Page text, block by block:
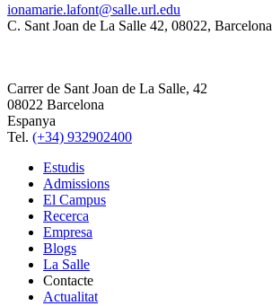
ionamarie.lafont@salle.url.edu
C. Sant Joan de La Salle 42, 08022, Barcelona
Carrer de Sant Joan de La Salle, 42
08022 Barcelona
Espanya
Tel. (+34) 932902400
Estudis
Admissions
El Campus
Recerca
Empresa
Blogs
La Salle
Contacte
Actualitat